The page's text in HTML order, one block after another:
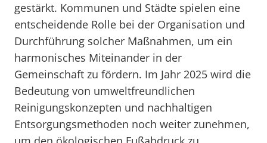
gestärkt. Kommunen und Städte spielen eine
entscheidende Rolle bei der Organisation und
Durchführung solcher Maßnahmen, um ein
harmonisches Miteinander in der
Gemeinschaft zu fördern. Im Jahr 2025 wird die
Bedeutung von umweltfreundlichen
Reinigungskonzepten und nachhaltigen
Entsorgungsmethoden noch weiter zunehmen,